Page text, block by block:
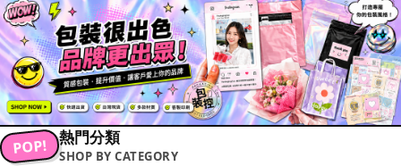
POP! 熱門分類
SHOP BY CATEGORY